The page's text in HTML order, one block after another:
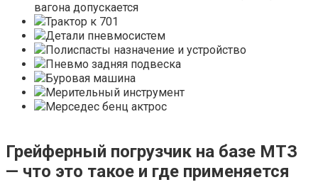
вагона допускается
Трактор к 701
Детали пневмосистем
Полиспасты назначение и устройство
Пневмо задняя подвеска
Буровая машина
Мерительный инструмент
Мерседес бенц актрос
Грейферный погрузчик на базе МТЗ
— что это такое и где применяется